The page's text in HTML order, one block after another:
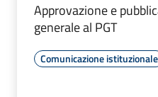
Approvazione e
generale al PGT
Comunicazione istituzionale